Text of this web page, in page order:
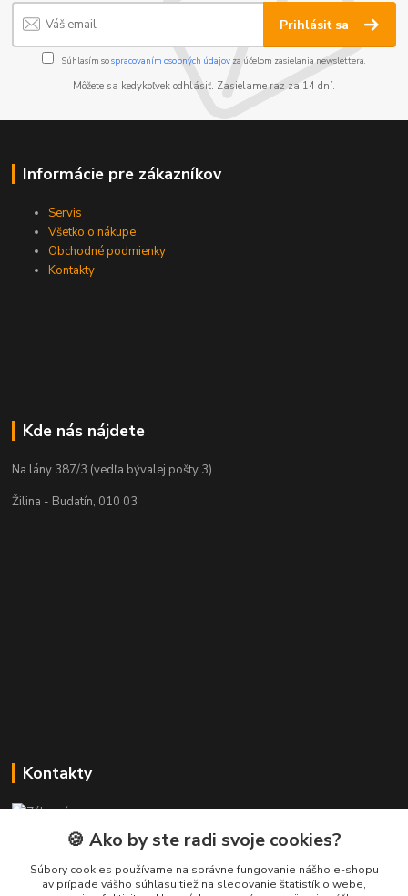
Prihlásiť sa
Súhlasím sospracovaním osobných údajov za účelom zasielania newslettera.
Môžete sa kedykoľvek odhlásiť. Zasielame raz za 14 dní.
Informácie pre zákazníkov
Servis
Všetko o nákupe
Obchodné podmienky
Kontakty
Kde nás nájdete
Na lány 387/3 (vedľa bývalej pošty 3)
Žilina - Budatín, 010 03
Kontakty
+421 911 010 560
Po-Pia, 13-17 hod.
🍪 Ako by ste radi svoje cookies?
Súbory cookies používame na správne fungovanie nášho e-shopu
av prípade vášho súhlasu tiež na sledovanie štatistík o webe,